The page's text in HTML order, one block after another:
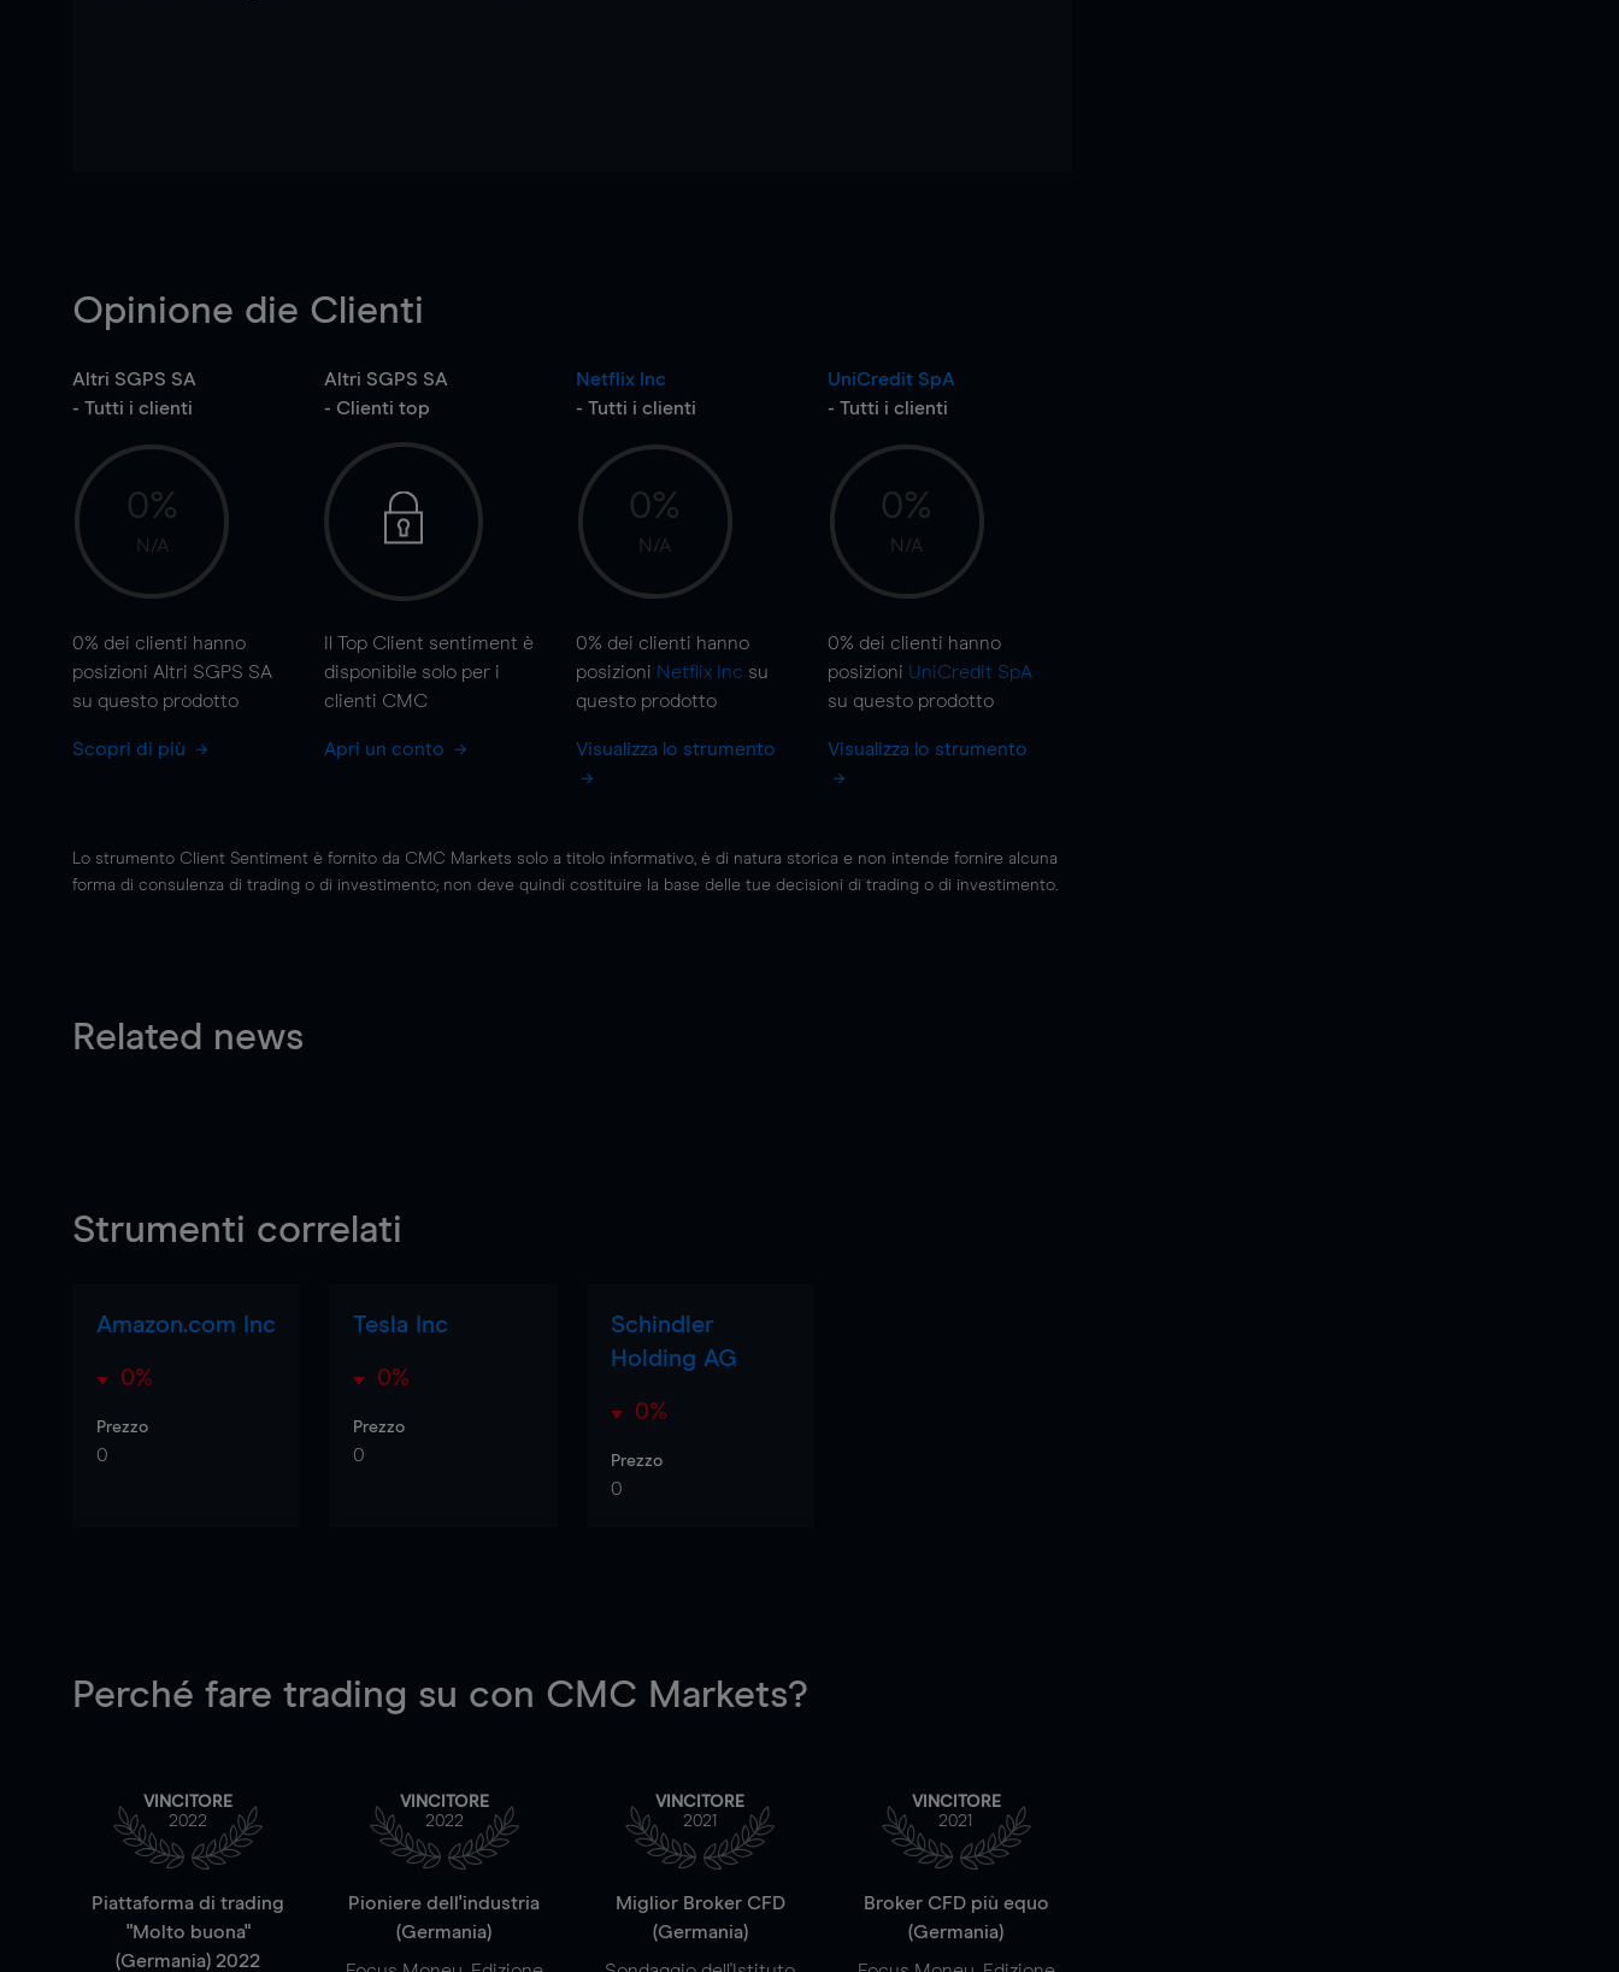
Opinione die Clienti
Altri SGPS SA
- Tutti i clienti
0%
N/A
0% dei clienti hanno
posizioni Altri SGPS SA
su questo prodotto
Scopri di più
Altri SGPS SA
- Clienti top
Il Top Client sentiment è
disponibile solo per i
clienti CMC
Apri un conto
Netflix Inc
- Tutti i clienti
0%
N/A
0% dei clienti hanno
posizioni Netflix Inc su
questo prodotto
Visualizza lo strumento
UniCredit SpA
- Tutti i clienti
0%
N/A
0% dei clienti hanno
posizioni UniCredit SpA
su questo prodotto
Visualizza lo strumento
Lo strumento Client Sentiment è fornito da CMC Markets solo a titolo informativo, è di natura storica e non intende fornire alcuna
forma di consulenza di trading o di investimento; non deve quindi costituire la base delle tue decisioni di trading o di investimento.
Related news
Strumenti correlati
Amazon.com Inc
0%
Prezzo
0
Tesla Inc
0%
Prezzo
0
Schindler
Holding AG
0%
Prezzo
0
Perché fare trading su con CMC Markets?
VINCITORE
2022
Piattaforma di trading
"Molto buona"
(Germania) 2022
VINCITORE
2022
Pioniere dell'industria
(Germania)
VINCITORE
2021
Miglior Broker CFD
(Germania)
VINCITORE
2021
Broker CFD più equo
(Germania)